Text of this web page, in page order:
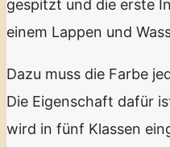
gespitzt und die erste
einem Lappen und
Dazu muss die Farbe
Die Eigenschaft dafür
wird in fünf Klassen